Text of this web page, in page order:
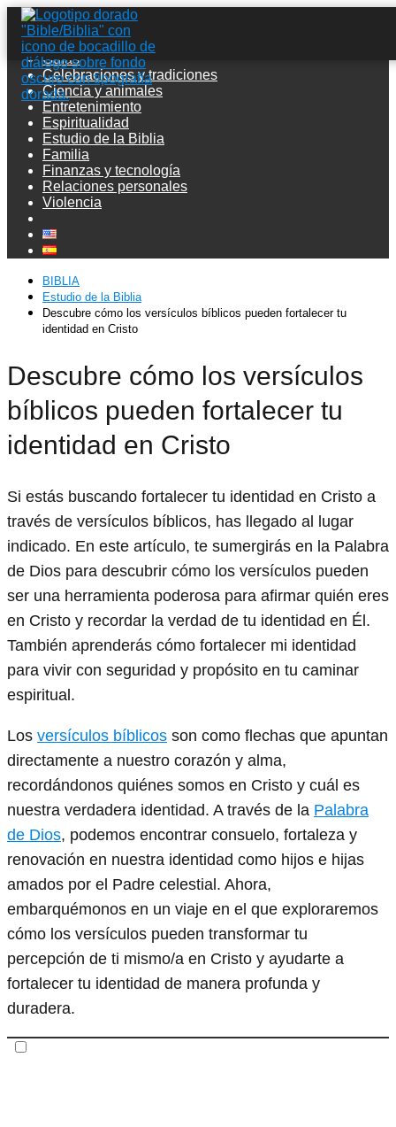
Guías
Celebraciones y tradiciones
Ciencia y animales
Entretenimiento
Espiritualidad
Estudio de la Biblia
Familia
Finanzas y tecnología
Relaciones personales
Violencia
BIBLIA
Estudio de la Biblia
Descubre cómo los versículos bíblicos pueden fortalecer tu
identidad en Cristo
Descubre cómo los versículos
bíblicos pueden fortalecer tu
identidad en Cristo
Si estás buscando fortalecer tu identidad en Cristo a
través de versículos bíblicos, has llegado al lugar
indicado. En este artículo, te sumergirás en la Palabra
de Dios para descubrir cómo los versículos pueden
ser una herramienta poderosa para afirmar quién eres
en Cristo y recordar la verdad de tu identidad en Él.
También aprenderás cómo fortalecer mi identidad
para vivir con seguridad y propósito en tu caminar
espiritual.
Los versículos bíblicos son como flechas que apuntan
directamente a nuestro corazón y alma,
recordándonos quiénes somos en Cristo y cuál es
nuestra verdadera identidad. A través de la Palabra
de Dios, podemos encontrar consuelo, fortaleza y
renovación en nuestra identidad como hijos e hijas
amados por el Padre celestial. Ahora,
embarquémonos en un viaje en el que exploraremos
cómo los versículos pueden transformar tu
percepción de ti mismo/a en Cristo y ayudarte a
fortalecer tu identidad de manera profunda y
duradera.